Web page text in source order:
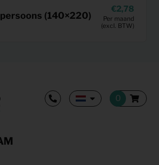
(140×220)
2,78
Per maand
(excl. BTW)